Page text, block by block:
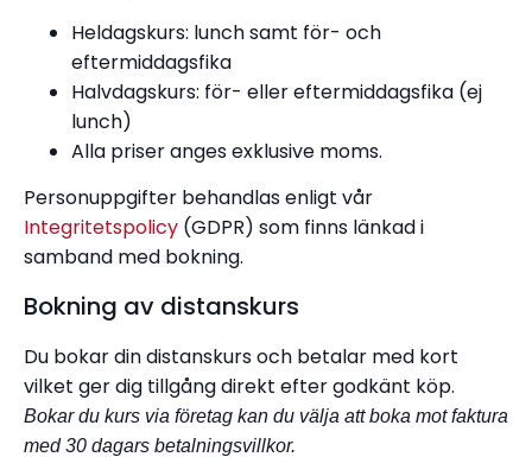
Heldagskurs: lunch samt för- och
eftermiddagsfika
Halvdagskurs: för- eller eftermiddagsfika (ej
lunch)
Alla priser anges exklusive moms.
Personuppgifter behandlas enligt vår
Integritetspolicy (GDPR) som finns länkad i
samband med bokning.
Bokning av distanskurs
Du bokar din distanskurs och betalar med kort
vilket ger dig tillgång direkt efter godkänt köp.
Bokar du kurs via företag kan du välja att boka mot faktura
med 30 dagars betalningsvillkor.